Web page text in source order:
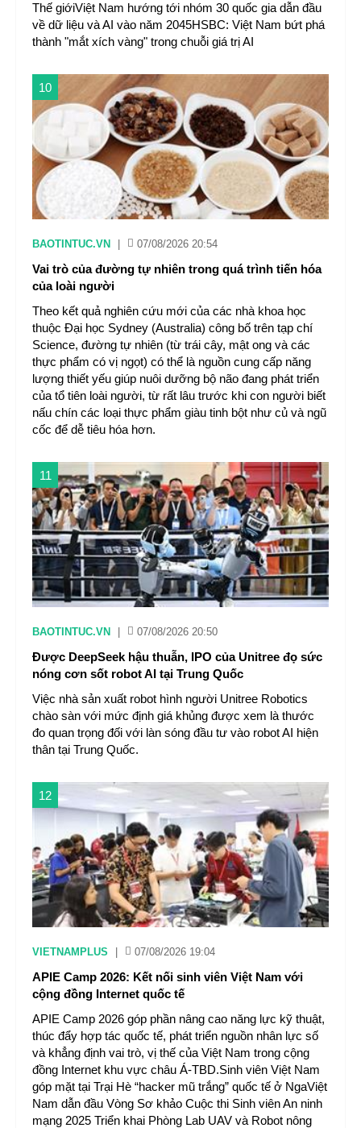
Thế giớiViệt Nam hướng tới nhóm 30 quốc gia dẫn đầu
về dữ liệu và AI vào năm 2045HSBC: Việt Nam bứt phá
thành "mắt xích vàng" trong chuỗi giá trị AI
10
BAOTINTUC.VN 07/08/2026 20:54
Vai trò của đường tự nhiên trong quá trình tiến hóa
của loài người
Theo kết quả nghiên cứu mới của các nhà khoa học
thuộc Đại học Sydney (Australia) công bố trên tạp chí
Science, đường tự nhiên (từ trái cây, mật ong và các
thực phẩm có vị ngọt) có thể là nguồn cung cấp năng
lượng thiết yếu giúp nuôi dưỡng bộ não đang phát triển
của tổ tiên loài người, từ rất lâu trước khi con người biết
nấu chín các loại thực phẩm giàu tinh bột như củ và ngũ
cốc để dễ tiêu hóa hơn.
11
BAOTINTUC.VN 07/08/2026 20:50
Được DeepSeek hậu thuẫn, IPO của Unitree đọ sức
nóng cơn sốt robot AI tại Trung Quốc
Việc nhà sản xuất robot hình người Unitree Robotics
chào sàn với mức định giá khủng được xem là thước
đo quan trọng đối với làn sóng đầu tư vào robot AI hiện
thân tại Trung Quốc.
12
VIETNAMPLUS 07/08/2026 19:04
APIE Camp 2026: Kết nối sinh viên Việt Nam với
cộng đồng Internet quốc tế
APIE Camp 2026 góp phần nâng cao năng lực kỹ thuật,
thúc đẩy hợp tác quốc tế, phát triển nguồn nhân lực số
và khẳng định vai trò, vị thế của Việt Nam trong cộng
đồng Internet khu vực châu Á-TBD.Sinh viên Việt Nam
góp mặt tại Trại Hè “hacker mũ trắng” quốc tế ở NgaViệt
Nam dẫn đầu Vòng Sơ khảo Cuộc thi Sinh viên An ninh
mạng 2025 Triển khai Phòng Lab UAV và Robot nông